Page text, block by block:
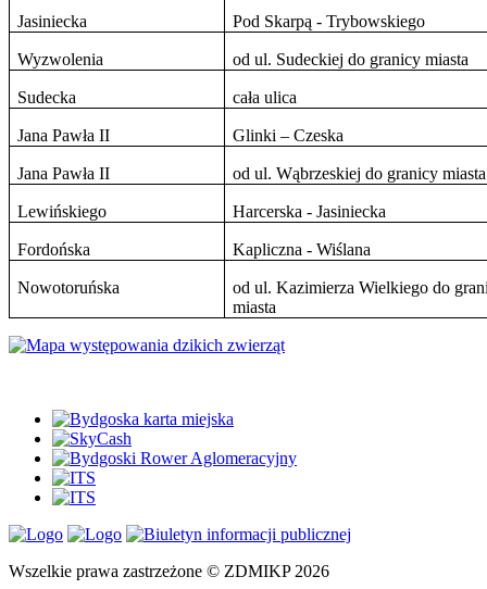
Jasiniecka Pod Skarpą - Trybowskiego
Wyzwolenia od ul. Sudeckiej do granicy miasta
Sudecka cała ulica
Jana Pawła II Glinki – Czeska
Jana Pawła II od ul. Wąbrzeskiej do granicy miasta
Lewińskiego Harcerska - Jasiniecka
Fordońska Kapliczna - Wiślana
Nowotoruńska
od ul. Kazimierza Wielkiego do
miasta
Wszelkie prawa zastrzeżone © ZDMIKP 2026